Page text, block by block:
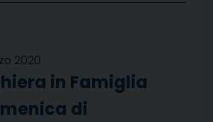
2020
in Famiglia
di